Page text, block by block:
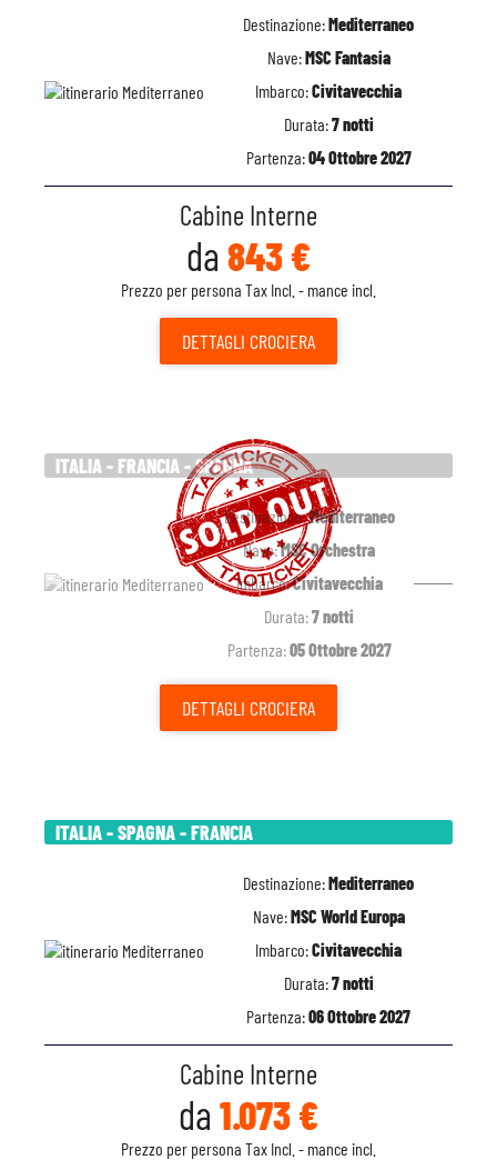
Destinazione:Mediterraneo
Nave:MSC Fantasia
Imbarco:Civitavecchia
Durata:7 notti
Partenza:04 Ottobre 2027
Cabine Interne
da 843 €
Prezzo per persona Tax Incl. - mance incl.
DETTAGLI CROCIERA
ITALIA - FRANCIA - SPAGNA
Destinazione:Mediterraneo
Nave:MSC Orchestra
Imbarco:Civitavecchia
Durata:7 notti
Partenza:05 Ottobre 2027
DETTAGLI CROCIERA
ITALIA - SPAGNA - FRANCIA
Destinazione:Mediterraneo
Nave:MSC World Europa
Imbarco:Civitavecchia
Durata:7 notti
Partenza:06 Ottobre 2027
Cabine Interne
da 1.073 €
Prezzo per persona Tax Incl. - mance incl.